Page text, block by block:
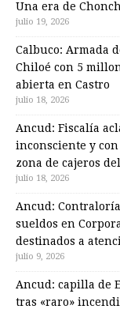
Una era de
julio 19, 2026
Calbuco: Armada
Chiloé con 5
abierta en Castro
julio 18, 2026
Ancud: Fiscalía
inconsciente y
zona de cajeros
julio 18, 2026
Ancud:
sueldos en
destinados a
julio 9, 2026
Ancud: capilla de
tras «raro»